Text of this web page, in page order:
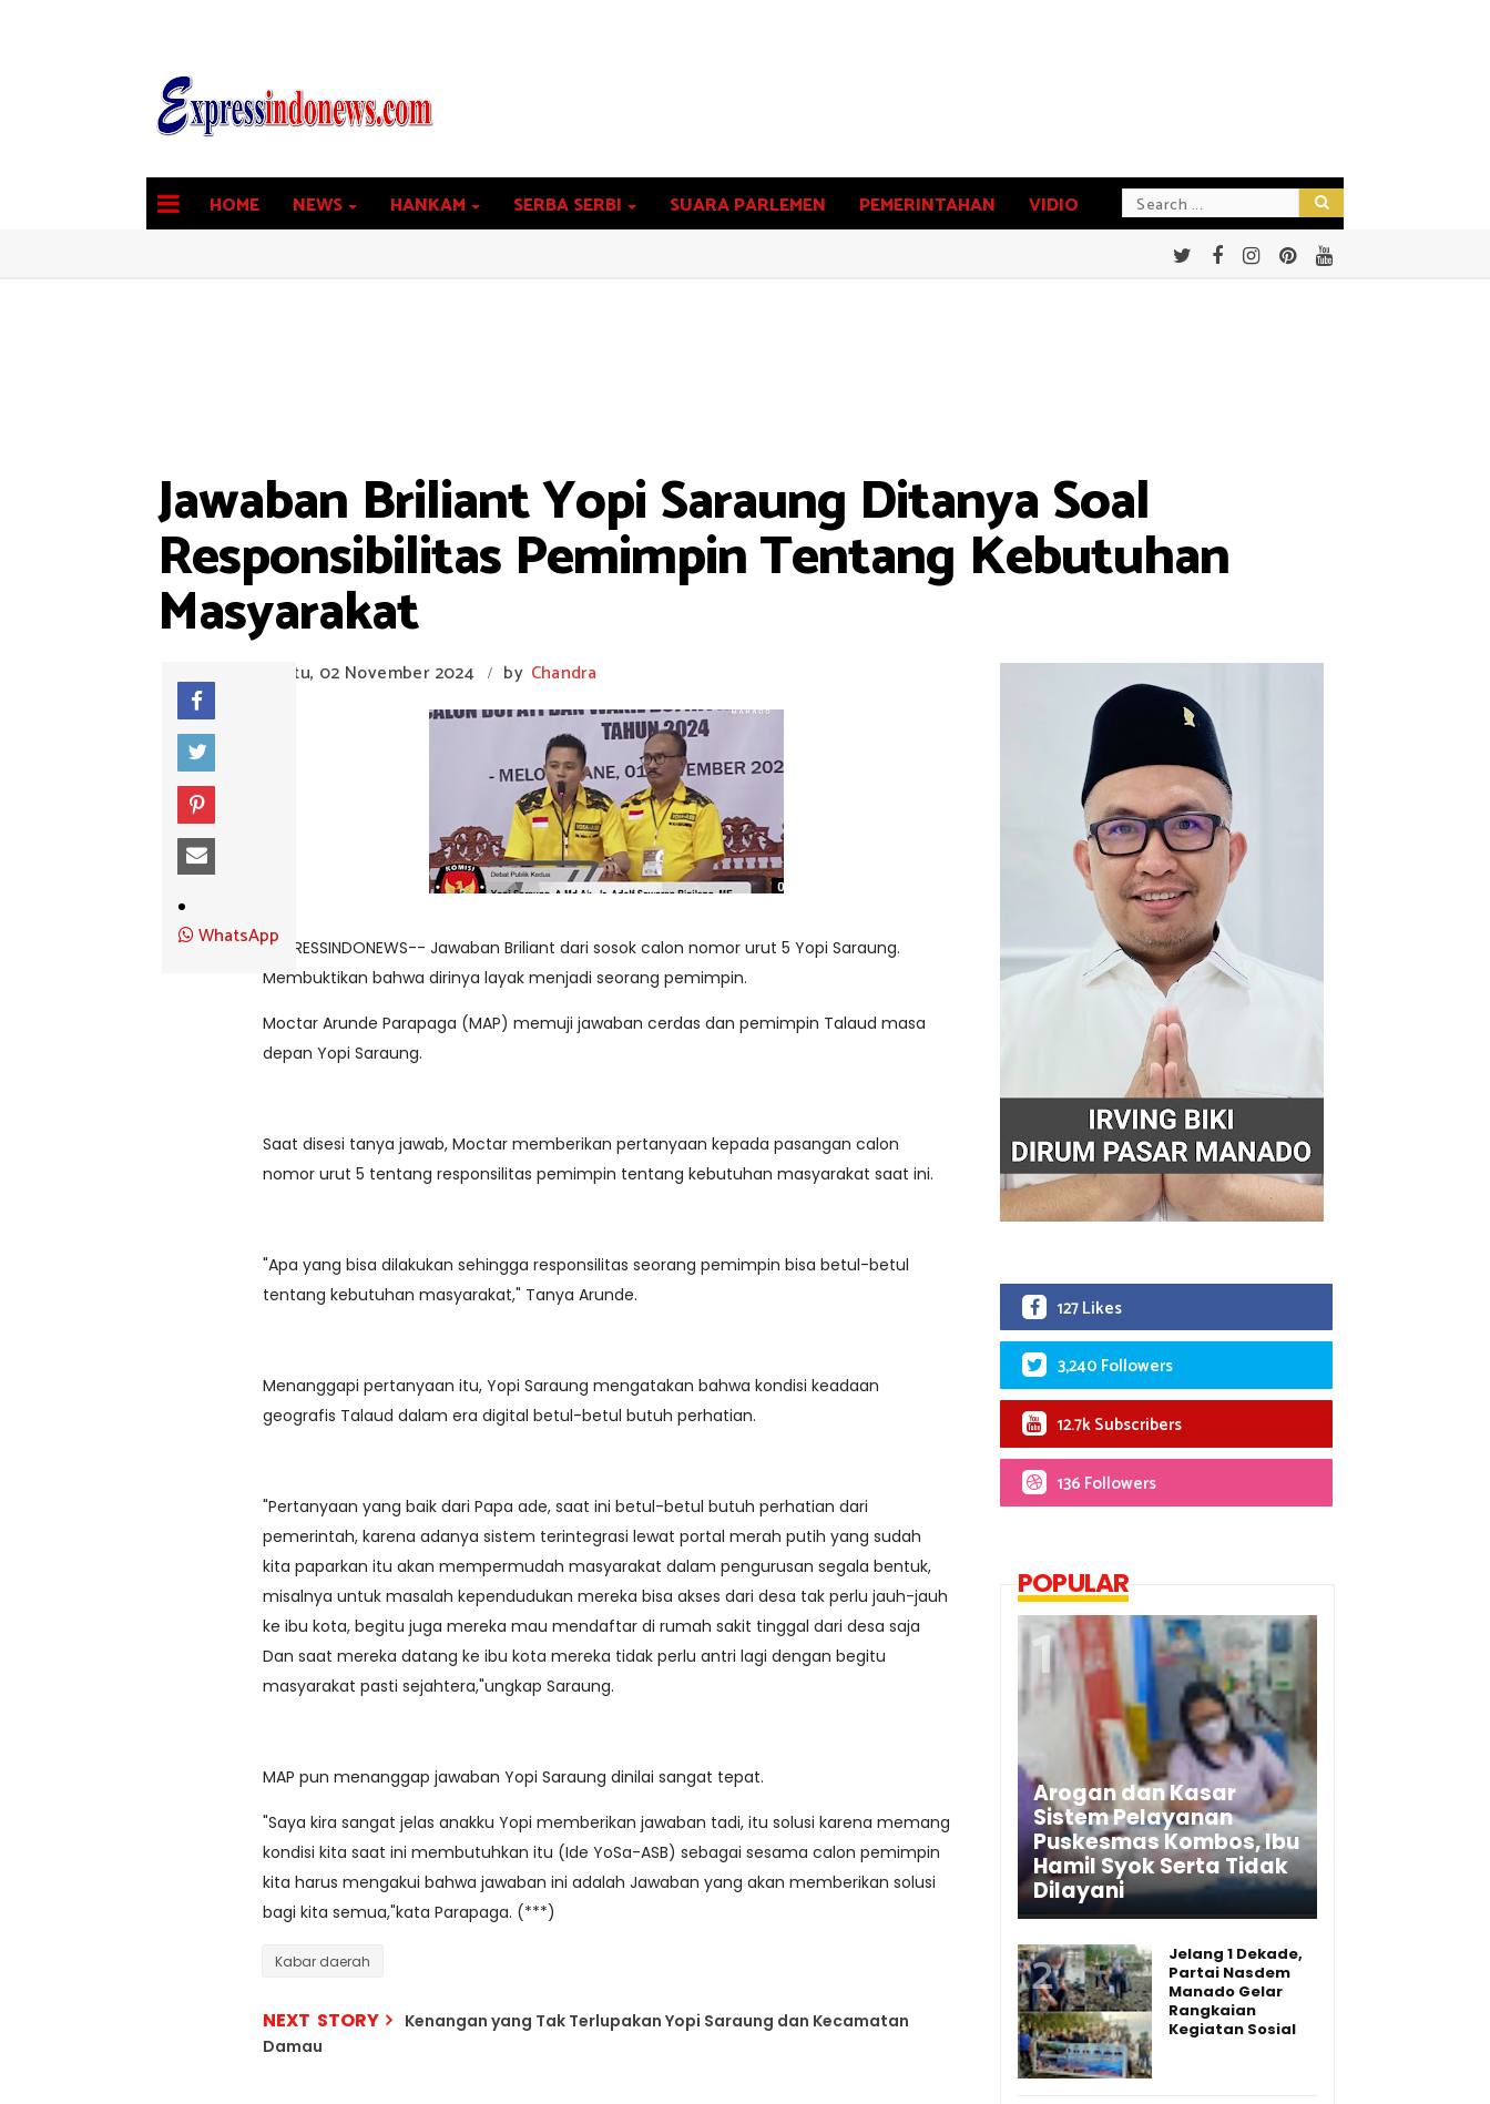
HOME NEWS HANKAM SERBA SERBI SUARA PARLEMEN PEMERINTAHAN VIDIO
Jawaban Briliant Yopi Saraung Ditanya Soal
Responsibilitas Pemimpin Tentang Kebutuhan
Masyarakat
Sabtu, 02 November 2024 / by Chandra
WhatsAppEXPRESSINDONEWS-- Jawaban Briliant dari sosok calon nomor urut 5 Yopi Saraung.
Membuktikan bahwa dirinya layak menjadi seorang pemimpin.
Moctar Arunde Parapaga (MAP) memuji jawaban cerdas dan pemimpin Talaud masa
depan Yopi Saraung.
Saat disesi tanya jawab, Moctar memberikan pertanyaan kepada pasangan calon
nomor urut 5 tentang responsilitas pemimpin tentang kebutuhan masyarakat saat ini.
"Apa yang bisa dilakukan sehingga responsilitas seorang pemimpin bisa betul-betul
tentang kebutuhan masyarakat," Tanya Arunde.
Menanggapi pertanyaan itu, Yopi Saraung mengatakan bahwa kondisi keadaan
geografis Talaud dalam era digital betul-betul butuh perhatian.
"Pertanyaan yang baik dari Papa ade, saat ini betul-betul butuh perhatian dari
pemerintah, karena adanya sistem terintegrasi lewat portal merah putih yang sudah
kita paparkan itu akan mempermudah masyarakat dalam pengurusan segala bentuk,
misalnya untuk masalah kependudukan mereka bisa akses dari desa tak perlu jauh-jauh
ke ibu kota, begitu juga mereka mau mendaftar di rumah sakit tinggal dari desa saja
Dan saat mereka datang ke ibu kota mereka tidak perlu antri lagi dengan begitu
masyarakat pasti sejahtera,"ungkap Saraung.
MAP pun menanggap jawaban Yopi Saraung dinilai sangat tepat.
"Saya kira sangat jelas anakku Yopi memberikan jawaban tadi, itu solusi karena memang
kondisi kita saat ini membutuhkan itu (Ide YoSa-ASB) sebagai sesama calon pemimpin
kita harus mengakui bahwa jawaban ini adalah Jawaban yang akan memberikan solusi
bagi kita semua,"kata Parapaga. (***)
Kabar daerah
NEXT STORY
Kenangan yang Tak Terlupakan Yopi Saraung dan Kecamatan
Damau
127 Likes
3,240 Followers
12.7k Subscribers
136 Followers
POPULAR
Arogan dan Kasar
Sistem Pelayanan
Puskesmas Kombos, Ibu
Hamil Syok Serta Tidak
Dilayani
Jelang 1 Dekade,
Partai Nasdem
Manado Gelar
Rangkaian
Kegiatan Sosial